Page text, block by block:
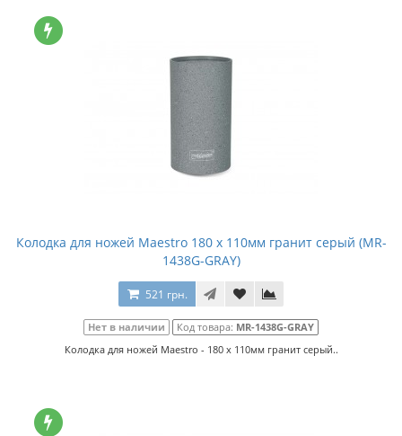
Колодка для ножей Maestro 180 x 110мм гранит серый (MR-
1438G-GRAY)
521 грн.
Нет в наличии Код товара: MR-1438G-GRAY
Колодка для ножей Maestro - 180 x 110мм гранит серый..